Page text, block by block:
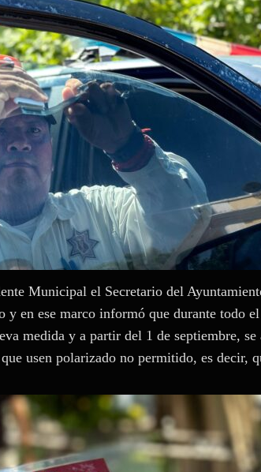
Municipal el Secretario del
y en ese marco informó que durante todo
medida y a partir del 1 de septiembre,
usen polarizado no permitido, es decir,